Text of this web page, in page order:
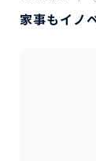
家事もイノ